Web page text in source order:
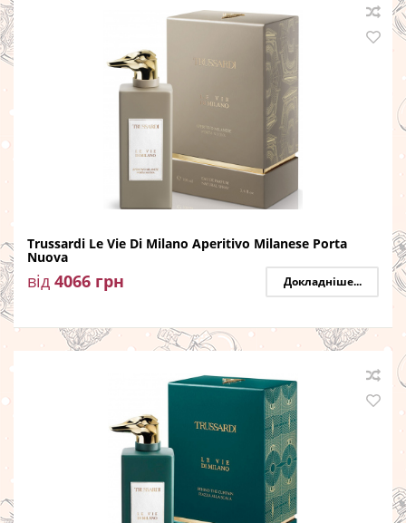
Trussardi Le Vie Di Milano Aperitivo Milanese Porta
Nuova
від 4066 грн Докладніше...